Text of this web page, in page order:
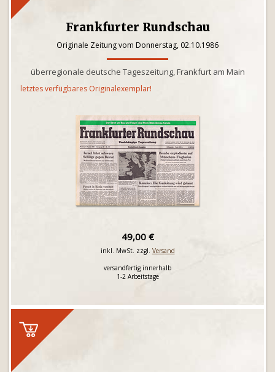
Frankfurter Rundschau
Originale Zeitung vom Donnerstag, 02.10.1986
überregionale deutsche Tageszeitung, Frankfurt am Main
letztes verfügbares Originalexemplar!
49,00 €
inkl. MwSt. zzgl. Versand
versandfertig innerhalb
1-2 Arbeitstage